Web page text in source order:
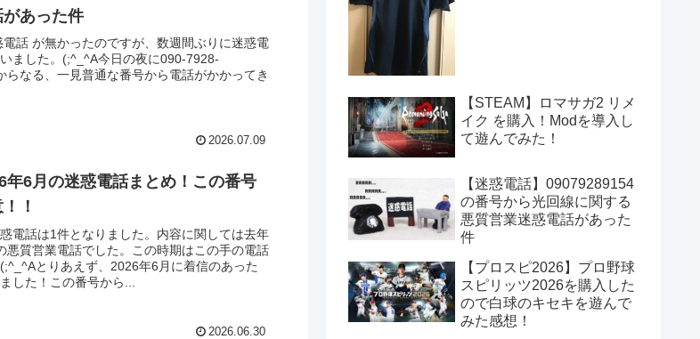
あった件
話 が無かったのですが、数週間ぶりに迷惑電
ました。(;^_^A今日の夜に090-7928-
なる、一見普通な番号から電話がかかってき
2026.07.09
年6月の迷惑電話まとめ！この番号
！
電話は1件となりました。内容に関しては去年
悪質営業電話でした。この時期はこの手の電話
とりあえず、2026年6月に着信のあった
した！この番号から...
2026.06.30
【STEAM】ロマサガ2 リメ
イク を購入！Modを導入し
て遊んでみた！
【迷惑電話】09079289154
の番号から光回線に関する
悪質営業迷惑電話があった
件
【プロスピ2026】プロ野球
スピリッツ2026を購入した
ので白球のキセキを遊んで
みた感想！